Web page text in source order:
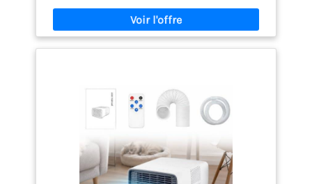
simple et intuitive. 【Plage de température
optimale pour toutes les saisons】Vous craignez de
ne pas obtenir la température idéale dans votre
chambre ? Ce climatiseur permet un réglage précis
confortable. 【Fonctionnement ultra silencieux,
aucun dérangement pour le sommeil】Vous
craignez qu'un climatiseur portable bruyant ne
perturbe votre repos ou votre travail ? Conçu avec
une technologie silencieuse, il ne perturbera ni
votre sommeil, ni vos études, ni votre
concentration. Parfait pour la chambre, la chambre
d'enfant et le bureau à domicile, il vous permet de